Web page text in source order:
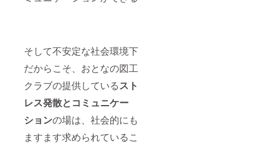
そして不安定な社会環境下
だからこそ、おとなの図工
クラブの提供しているスト
レス発散とコミュニケー
ションの場は、社会的にも
ますます求められているこ